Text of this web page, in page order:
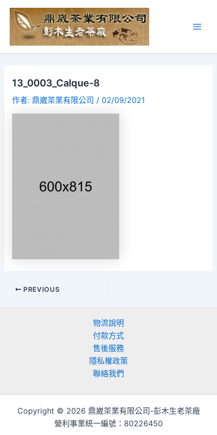
13_0003_Calque-8
作者: 鼎崴茶業有限公司 / 02/09/2021
PREVIOUS
物流說明
付款方式
售後服務
隱私權政策
聯絡我們
Copyright © 2026 鼎崴茶業有限公司-彭木生老茶廠
營利事業統一編號：80226450